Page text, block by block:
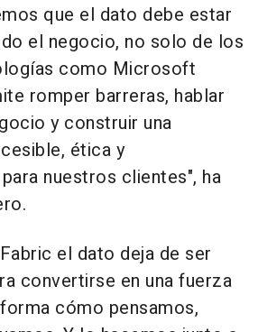
que el dato debe estar
el negocio, no solo de los
como Microsoft
romper barreras, hablar
y construir una
ética y
nuestros clientes", ha
el dato deja de ser
convertirse en una fuerza
cómo pensamos,